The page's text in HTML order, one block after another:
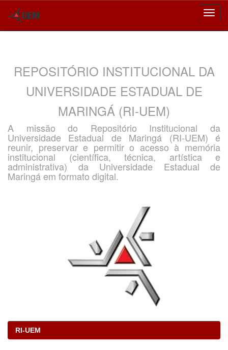
REPOSITÓRIO INSTITUCIONAL DA
UNIVERSIDADE ESTADUAL DE
MARINGÁ (RI-UEM)
A missão do Repositório Institucional da
Universidade Estadual de Maringá (RI-UEM) é
reunir, preservar e permitir o acesso à memória
institucional (científica, técnica, artística e
administrativa) da Universidade Estadual de
Maringá em formato digital.
RI-UEM